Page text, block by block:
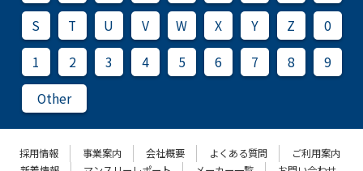
S
T U V W X Y Z
0
1
2 3 4 5 6 7 8
9
Other
採用情報 事業案内 会社概要 よくある質問
ご利用案内